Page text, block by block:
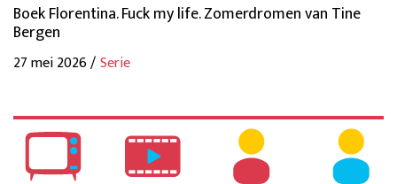
Boek Florentina. Fuck my life. Zomerdromen van Tine
Bergen
27 mei 2026 /Serie